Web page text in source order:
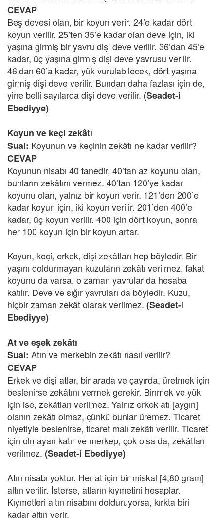
CEVAP
Beş devesi olan, bir koyun verir. 24’e kadar dört
koyun verilir. 25’ten 35’e kadar olan deve için, iki
yaşına girmiş bir yavru dişi deve verilir. 36’dan 45’e
kadar, üç yaşına girmiş dişi deve yavrusu verilir.
46’dan 60’a kadar, yük vurulabilecek, dört yaşına
girmiş dişi deve verilir. Bundan daha fazlası için de,
yine belli sayılarda dişi deve verilir. (Seadet-i
Ebediyye)
Koyun ve keçi zekâtı
Sual: Koyunun ve keçinin zekâtı ne kadar verilir?
CEVAP
Koyunun nisabı 40 tanedir, 40’tan az koyunu olan,
bunların zekâtını vermez. 40’tan 120’ye kadar
koyunu olan, yalnız bir koyun verir. 121’den 200’e
kadar koyun için, iki koyun verilir. 201’den 400’e
kadar, üç koyun verilir. 400 için dört koyun, sonra
her 100 koyun için bir koyun artar.
Koyun, keçi, erkek, dişi zekâtları hep böyledir. Bir
yaşını doldurmayan kuzuların zekâtı verilmez, fakat
koyunu da varsa, o zaman yavrular da hesaba
katılır. Deve ve sığır yavruları da böyledir. Kuzu,
hiçbir zaman zekât olarak verilmez. (Seadet-i
Ebediyye)
At ve eşek zekâtı
Sual: Atın ve merkebin zekâtı nasıl verilir?
CEVAP
Erkek ve dişi atlar, bir arada ve çayırda, üretmek için
beslenirse zekâtını vermek gerekir. Binmek ve yük
için ise, zekâtları verilmez. Yalnız erkek atı [aygırı]
olanın zekâtı olmaz, çünkü bunlar üremez. Ticaret
niyetiyle beslenirse, ticaret malı zekâtı verilir. Ticaret
için olmayan katır ve merkep, çok olsa da, zekâtları
verilmez. (Seadet-i Ebediyye)
Atın nisabı yoktur. Her at için bir miskal [4,80 gram]
altın verilir. İsterse, atların kıymetini hesaplar.
Kıymetleri altın nisabını dolduruyorsa, kırkta biri
kadar altın verir.